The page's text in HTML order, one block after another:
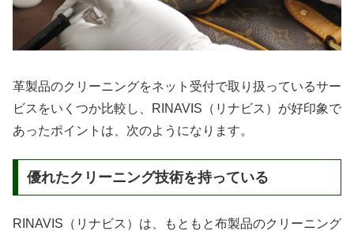
革製品のクリーニングをネット受付で取り扱っているサー
ビスをいくつか比較し、RINAVIS（リナビス）が好印象で
あったポイントは、次のようになります。
優れたクリーニング技術を持っている
RINAVIS（リナビス）は、もともと布製品のクリーニング